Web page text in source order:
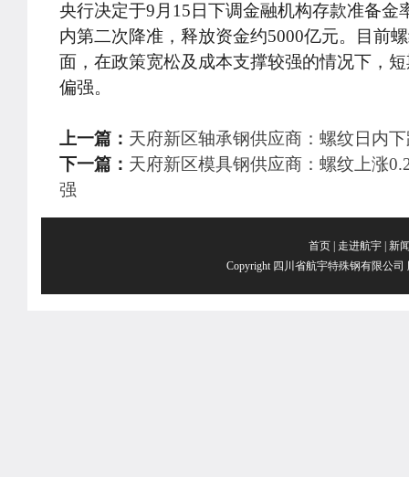
央行决定于9月15日下调金融机构存款准备金
内第二次降准，释放资金约5000亿元。目前
面，在政策宽松及成本支撑较强的情况下，
偏强。
上一篇： 天府新区轴承钢供应商：螺纹日内下
下一篇： 天府新区模具钢供应商：螺纹上涨
强
首页 走进航宇 新
Copyright 四川省航宇特殊钢有限公